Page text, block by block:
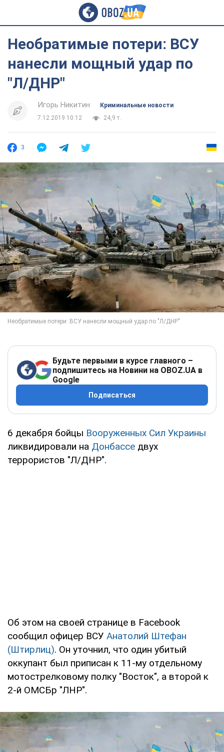
Необратимые потери: ВСУ
нанесли мощный удар по
"Л/ДНР"
Игорь Никитин
Криминальные новости
7.12.2019 10:12
24,9 т.
3
Будьте первыми в курсе главного –
подпишитесь на Новини на OBOZ.UA в
Google
Подписаться
6 декабря бойцы Вооруженных Сил Украины
ликвидировали на Донбассе двух
террористов "Л/ДНР".
Об этом на своей странице в Facebook
сообщил офицер ВСУ Анатолий Штефан
(Штирлиц). Он уточнил, что один убитый
оккупант был приписан к 11-му отдельному
мотострелковому полку "Восток", а второй к
2-й ОМСБр "ЛНР".